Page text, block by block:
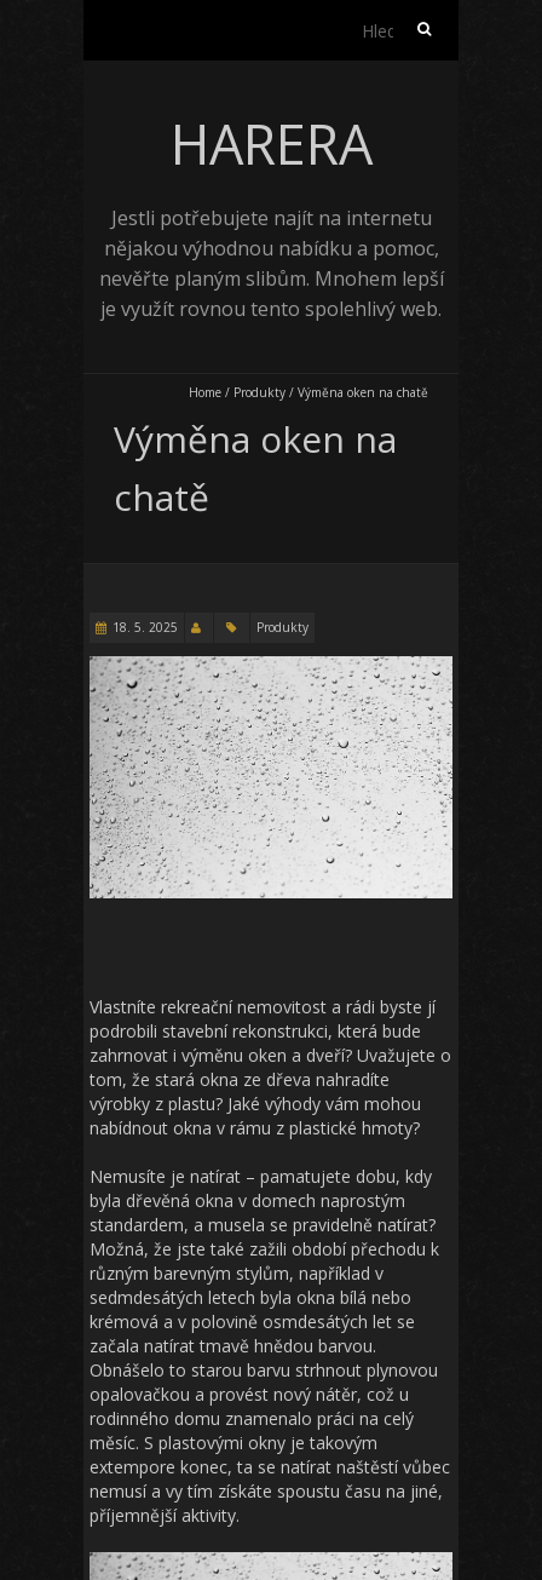
Vyhledávání
HARERA
Jestli potřebujete najít na internetu
nějakou výhodnou nabídku a pomoc,
nevěřte planým slibům. Mnohem lepší
je využít rovnou tento spolehlivý web.
Home / Produkty / Výměna oken na chatě
Výměna oken na
chatě
18. 5. 2025 Produkty
Vlastníte rekreační nemovitost a rádi byste jí
podrobili stavební rekonstrukci, která bude
zahrnovat i výměnu oken a dveří? Uvažujete o
tom, že stará okna ze dřeva nahradíte
výrobky z plastu? Jaké výhody vám mohou
nabídnout okna v rámu z plastické hmoty?
Nemusíte je natírat – pamatujete dobu, kdy
byla dřevěná okna v domech naprostým
standardem, a musela se pravidelně natírat?
Možná, že jste také zažili období přechodu k
různým barevným stylům, například v
sedmdesátých letech byla okna bílá nebo
krémová a v polovině osmdesátých let se
začala natírat tmavě hnědou barvou.
Obnášelo to starou barvu strhnout plynovou
opalovačkou a provést nový nátěr, což u
rodinného domu znamenalo práci na celý
měsíc. S plastovými okny je takovým
extempore konec, ta se natírat naštěstí vůbec
nemusí a vy tím získáte spoustu času na jiné,
příjemnější aktivity.